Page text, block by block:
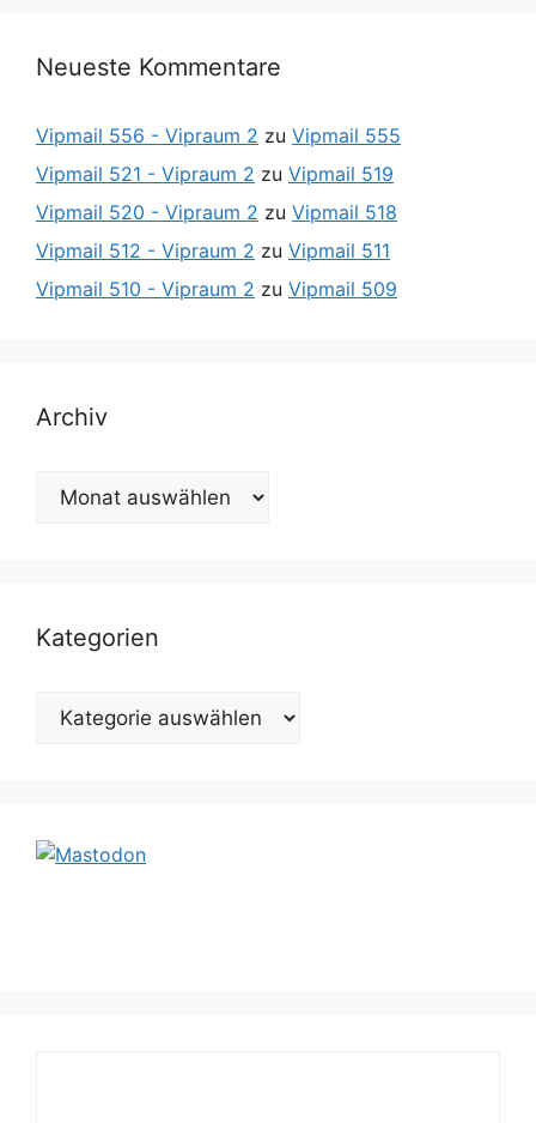
Neueste Kommentare
Vipmail 556 - Vipraum 2 zu Vipmail 555
Vipmail 521 - Vipraum 2 zu Vipmail 519
Vipmail 520 - Vipraum 2 zu Vipmail 518
Vipmail 512 - Vipraum 2 zu Vipmail 511
Vipmail 510 - Vipraum 2 zu Vipmail 509
Archiv
Archiv
Kategorien
Kategorien